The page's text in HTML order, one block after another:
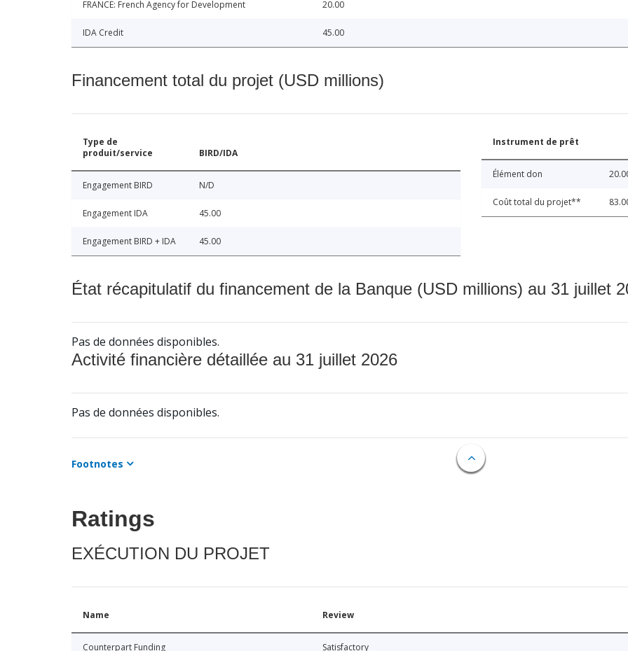
FRANCE: French Agency for Development 20.00
IDA Credit 45.00
Financement total du projet (USD millions)
Type de
produit/service
BIRD/IDA
Engagement BIRD N/D
Engagement IDA 45.00
Engagement BIRD + IDA 45.00
Instrument de prêt
Élément don
Coût total du projet**
État récapitulatif du financement de la Banque (USD millions) au 31 juillet
Pas de données disponibles.
Activité financière détaillée au 31 juillet 2026
Pas de données disponibles.
Footnotes
Ratings
EXÉCUTION DU PROJET
Name Review
Counterpart Funding Satisfactory